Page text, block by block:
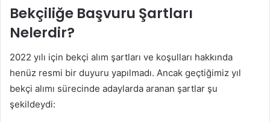
Bekçiliğe Başvuru Şartları
Nelerdir?
2022 yılı için bekçi alım şartları ve koşulları hakkında
henüz resmi bir duyuru yapılmadı. Ancak geçtiğimiz yıl
bekçi alımı sürecinde adaylarda aranan şartlar şu
şekildeydi: